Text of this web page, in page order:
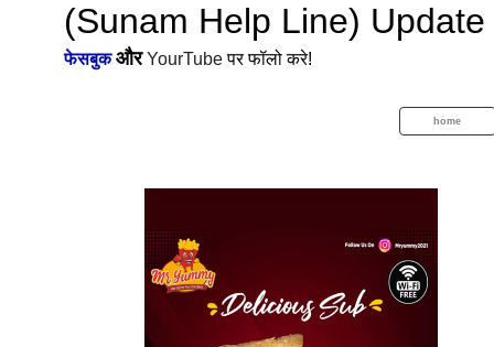
(Sunam Help Line)
फेसबुक औरYourTube पर फॉलो करे!
home